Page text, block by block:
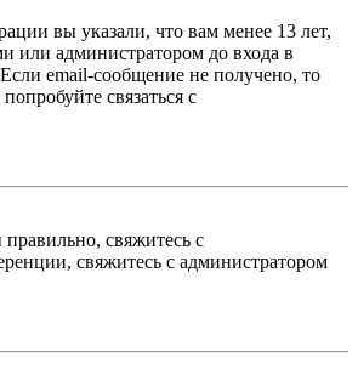
вы указали, что вам менее 13 лет,
или администратором до входа в
email-сообщение не получено, то
связаться с
свяжитесь с
свяжитесь с администратором